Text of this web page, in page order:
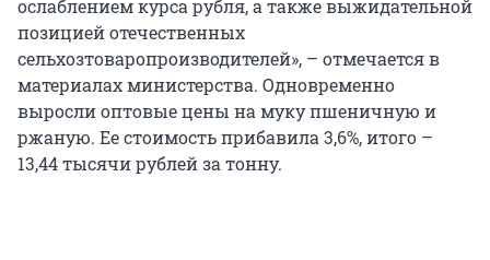
ослаблением курса рубля, а также выжидательной
позицией отечественных
сельхозтоваропроизводителей», – отмечается в
материалах министерства. Одновременно
выросли оптовые цены на муку пшеничную и
ржаную. Ее стоимость прибавила 3,6%, итого –
13,44 тысячи рублей за тонну.